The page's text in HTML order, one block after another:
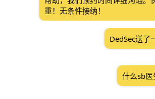
重！无条件接纳！
DedSec送了
什么sb